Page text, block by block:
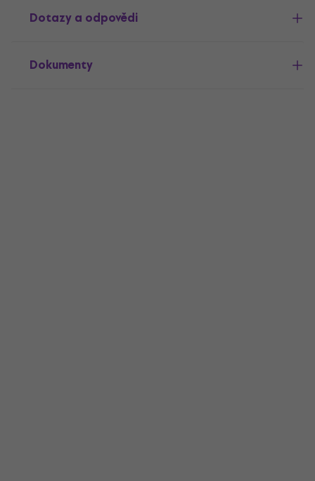
Dotazy a odpovědi
Dokumenty